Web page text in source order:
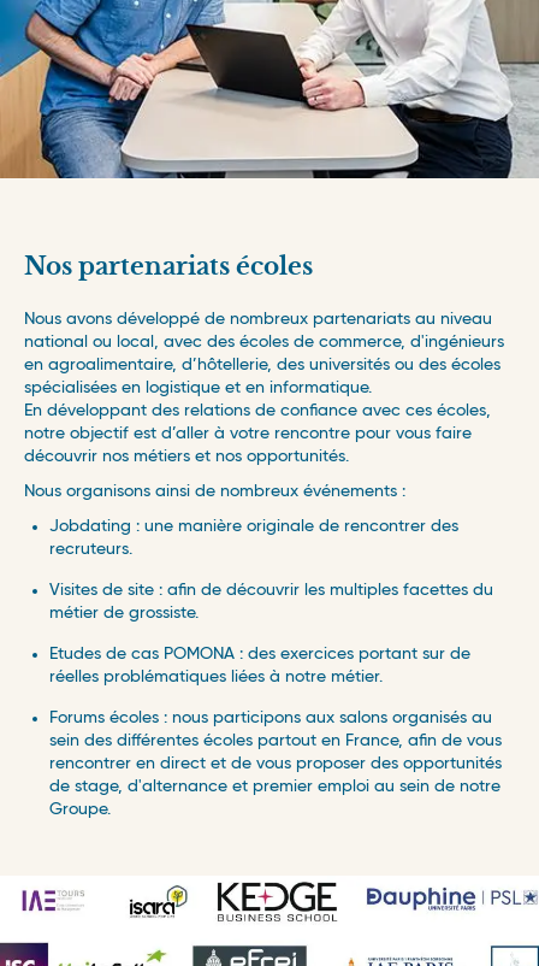
Nos partenariats écoles
Nous avons développé de nombreux partenariats au niveau
national ou local, avec des écoles de commerce, d'ingénieurs
en agroalimentaire, d’hôtellerie, des universités ou des écoles
spécialisées en logistique et en informatique.
En développant des relations de confiance avec ces écoles,
notre objectif est d’aller à votre rencontre pour vous faire
découvrir nos métiers et nos opportunités.
Nous organisons ainsi de nombreux événements :
Jobdating : une manière originale de rencontrer des
recruteurs.
Visites de site : afin de découvrir les multiples facettes du
métier de grossiste.
Etudes de cas POMONA : des exercices portant sur de
réelles problématiques liées à notre métier.
Forums écoles : nous participons aux salons organisés au
sein des différentes écoles partout en France, afin de vous
rencontrer en direct et de vous proposer des opportunités
de stage, d'alternance et premier emploi au sein de notre
Groupe.
domaine
immobilier
juridique
achats
commerce
entrepot
finance
qualité
ressources humaines
région/pays
France
Auvergne – Rhône Alpes
Suisse Romande
Bourgogne – Franche Comté
Bretagne
Centre – Val de Loire
Grand Est
Ile de France
Normandie
contrat
Alternance
CDD
CDI
Interim
Stage